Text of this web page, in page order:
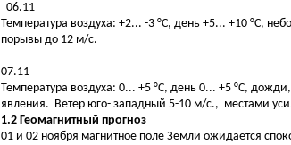
06.11
Температура воздуха: +2... -3 °С, день +5... +10 °С,
порывы до 12 м/с.
07.11
Температура воздуха: 0... +5 °С, день 0... +5 °С,
явления. Ветер юго- западный 5-10 м/с., местами
1.2 Геомагнитный прогноз
01 и 02 ноября магнитное поле Земли ожидается